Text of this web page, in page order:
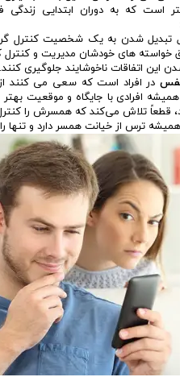
که به دوران ابتدایی زندگی
تبدیل شدن به یک شخصیت کنترل گر
خواسته های خودشان مدیریت و
این اتفاقات ناخوشایند جلوگیری کنند.
نفس در افراد است که سعی می کنند
افرادی با جایگاه و موقعیت بهتر
قطعاً تلاش می‌کند که همسرش را
ترس از خیانت همسر دارد و